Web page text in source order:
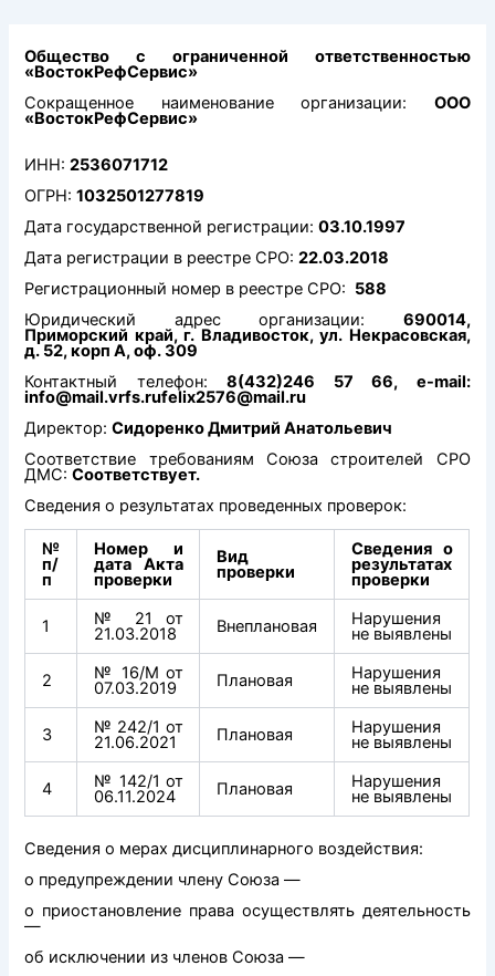
Общество с ограниченной ответственностью
«ВостокРефСервис»
Сокращенное наименование организации: ООО
«ВостокРефСервис»
ИНН:2536071712
ОГРН:1032501277819
Дата государственной регистрации:03.10.1997
Дата регистрации в реестре СРО:22.03.2018
Регистрационный номер в реестре СРО: 588
Юридический адрес организации: 690014,
Приморский край, г. Владивосток, ул. Некрасовская,
д. 52, корп А, оф. 309
Контактный телефон:8(432)246 57 66, e-mail:
info@mail.vrfs.rufelix2576@mail.ru
Директор:Сидоренко Дмитрий Анатольевич
Соответствие требованиям Союза строителей СРО
ДМС:Соответствует.
Сведения о результатах проведенных проверок:
№
п/
п
Номер и
дата Акта
проверки
Вид
проверки
Сведения о
результатах
проверки
1 № 21 от
21.03.2018 Внеплановая Нарушения
не выявлены
2 № 16/М от
07.03.2019 Плановая Нарушения
не выявлены
3 № 242/1 от
21.06.2021 Плановая Нарушения
не выявлены
4 № 142/1 от
06.11.2024 Плановая Нарушения
не выявлены
Сведения о мерах дисциплинарного воздействия:
о предупреждении члену Союза —
о приостановление права осуществлять деятельность
—
об исключении из членов Союза —